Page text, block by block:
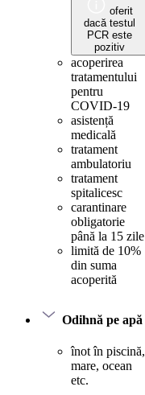
oferit
dacă testul
PCR este
pozitiv
acoperirea
tratamentului
pentru
COVID-19
asistență
medicală
tratament
ambulatoriu
tratament
spitalicesc
carantinare
obligatorie
până la 15 zile
limită de 10%
din suma
acoperită
Odihnă pe apă
înot în piscină,
mare, ocean
etc.